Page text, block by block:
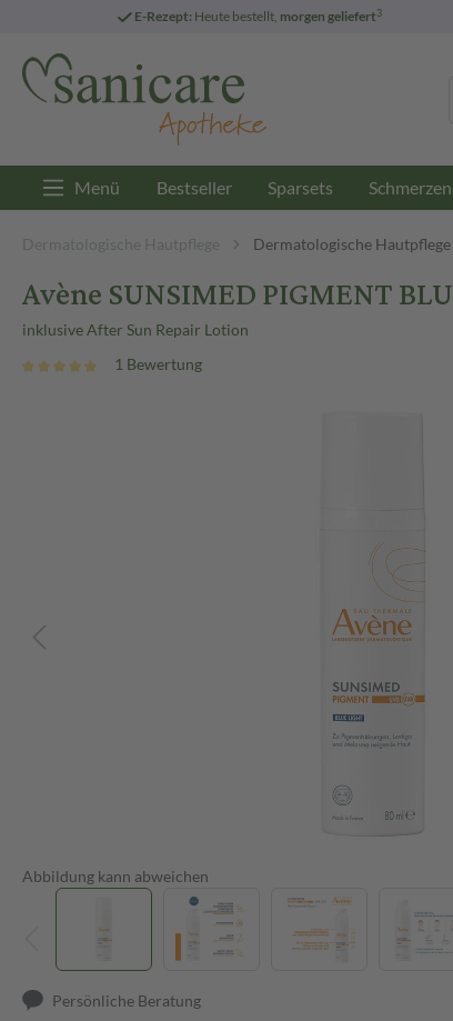
E-Rezept: Heute bestellt, morgen geliefert3
Menü Bestseller Sparsets
Dermatologische Hautpflege Dermatologische
Avène SUNSIMED PIGMENT
inklusive After Sun Repair Lotion
1 Bewertung
Abbildung kann abweichen
Persönliche Beratung